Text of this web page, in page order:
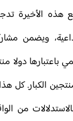
هذه الأخيرة
ويضمن
باعتبارها
الكبار.
من